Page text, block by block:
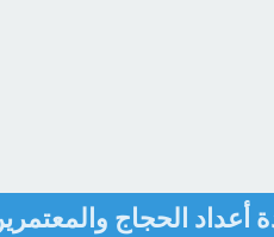
أعداد الحجاج